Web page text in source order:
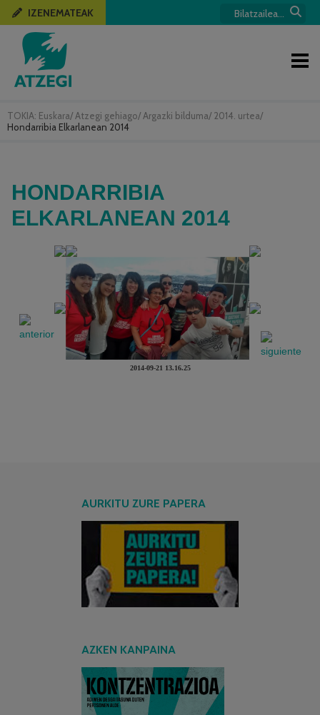
TOKIA: Euskara/ Atzegi gehiago/ Argazki bilduma/ 2014. urtea/
Hondarribia Elkarlanean 2014
IZENEMATEAK
HONDARRIBIA
ELKARLANEAN 2014
2014-09-21 13.16.25
AURKITU ZURE PAPERA
AZKEN KANPAINA